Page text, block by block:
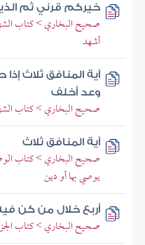
خيركم قرني ثم
صحيح البخاري > كتاب
أشهد
آية المنافق ثلاث
وعد أخلف
صحيح البخاري > كتاب
آية المنافق ثلاث
صحيح البخاري > كتاب
يوصي بها أو دين
أربع خلال من كن
صحيح البخاري > كتاب